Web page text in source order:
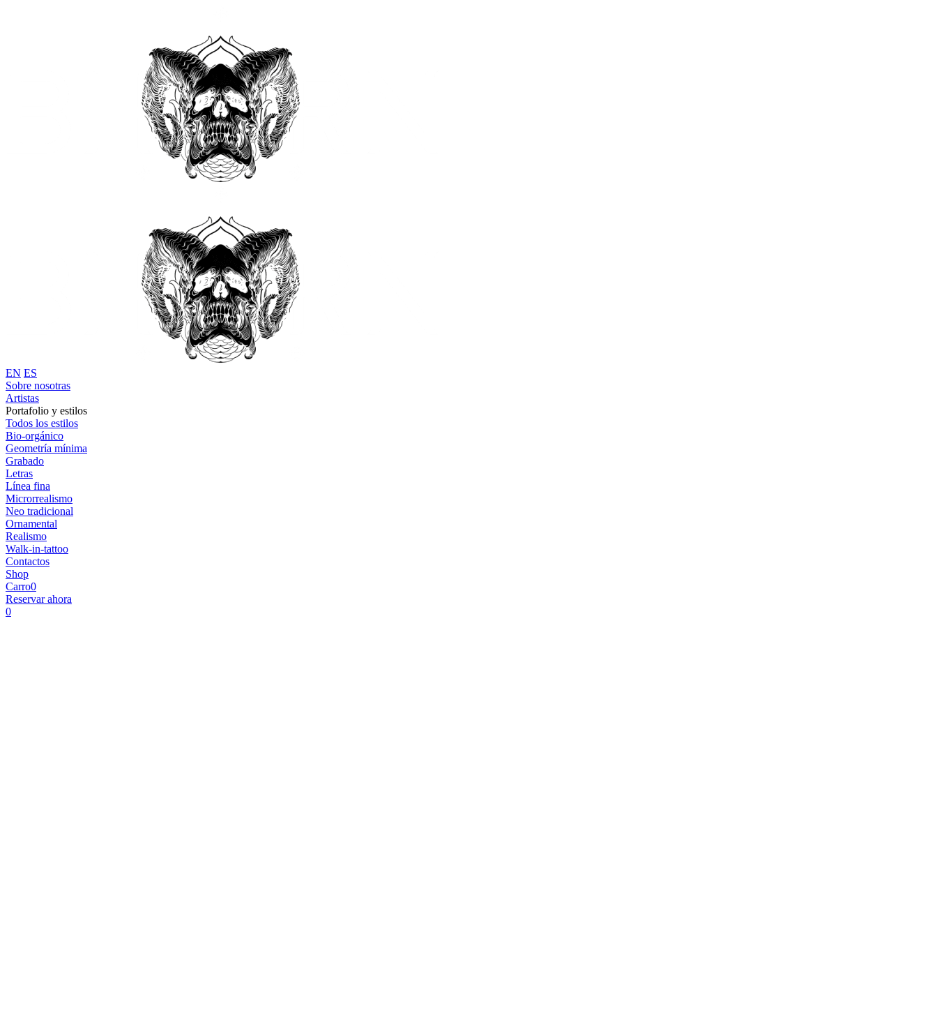
EN ES
Sobre nosotras
Artistas
Portafolio y estilos
Todos los estilos
Bio-orgánico
Geometría mínima
Grabado
Letras
Línea fina
Microrrealismo
Neo tradicional
Ornamental
Realismo
Walk-in-tattoo
Contactos
Shop
Carro0
Reservar ahora
0